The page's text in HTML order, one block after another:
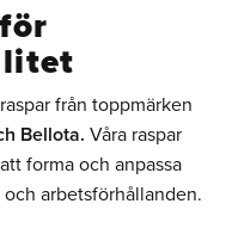
från toppmärken
Bellota. Våra raspar
forma och anpassa
arbetsförhållanden.